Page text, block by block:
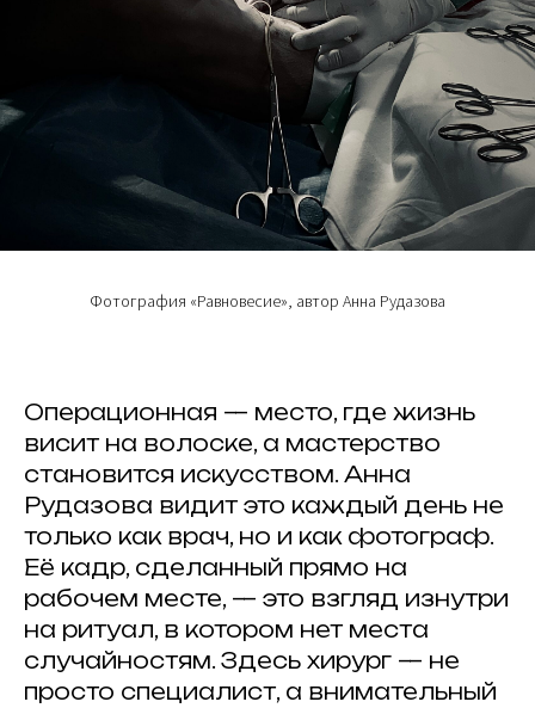
Фотография «Равновесие», автор Анна Рудазова
Операционная — место, где жизнь
висит на волоске, а мастерство
становится искусством. Анна
Рудазова видит это каждый день не
только как врач, но и как фотограф.
Её кадр, сделанный прямо на
рабочем месте, — это взгляд изнутри
на ритуал, в котором нет места
случайностям. Здесь хирург — не
просто специалист, а внимательный